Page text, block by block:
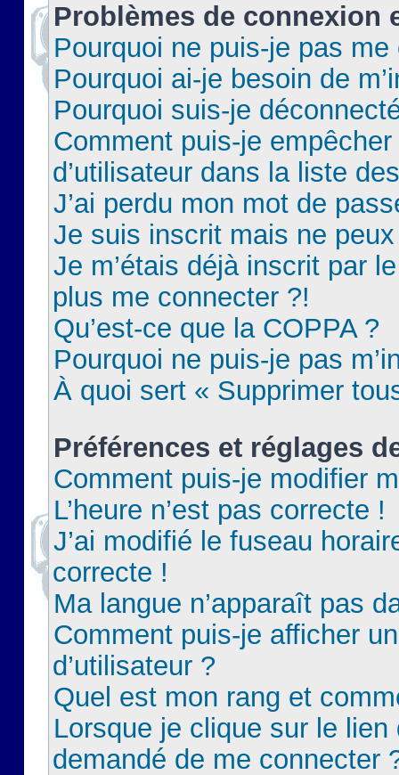
Problèmes de connexion
Pourquoi ne puis-je pas
Pourquoi ai-je besoin de
Pourquoi suis-je
Comment puis-je
d’utilisateur dans la liste
J’ai perdu mon mot de
Je suis inscrit mais ne
Je m’étais déjà inscrit par
plus me connecter ?!
Qu’est-ce que la COPPA ?
Pourquoi ne puis-je pas
À quoi sert « Supprimer
Préférences et réglages
Comment puis-je modifier
L’heure n’est pas correcte !
J’ai modifié le fuseau
correcte !
Ma langue n’apparaît pas
Comment puis-je afficher
d’utilisateur ?
Quel est mon rang et
Lorsque je clique sur le lien
demandé de me connecter